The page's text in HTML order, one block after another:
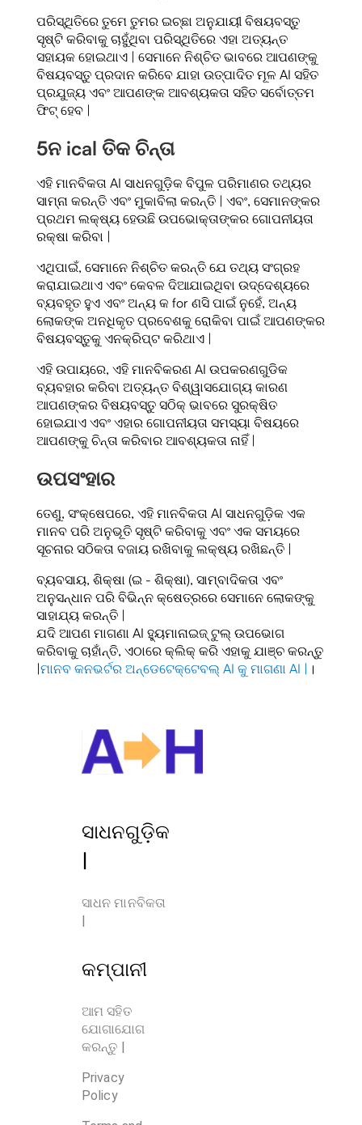
ପରିସ୍ଥିତିରେ ତୁମେ ତୁମର ଇଚ୍ଛା ଅନୁଯାୟୀ ବିଷୟବସ୍ତୁ
ସୃଷ୍ଟି କରିବାକୁ ଚାହୁଁଥିବା ପରିସ୍ଥିତିରେ ଏହା ଅତ୍ୟନ୍ତ
ସହାୟକ ହୋଇଥାଏ | ସେମାନେ ନିଶ୍ଚିତ ଭାବରେ ଆପଣଙ୍କୁ
ବିଷୟବସ୍ତୁ ପ୍ରଦାନ କରିବେ ଯାହା ଉତ୍ପାଦିତ ମୂଳ AI ସହିତ
ପ୍ରଯୁଜ୍ୟ ଏବଂ ଆପଣଙ୍କ ଆବଶ୍ୟକତା ସହିତ ସର୍ବୋତ୍ତମ
ଫିଟ୍ ହେବ |
5ନ ical ତିକ ଚିନ୍ତା
ଏହି ମାନବିକତା AI ସାଧନଗୁଡ଼ିକ ବିପୁଳ ପରିମାଣର ତଥ୍ୟର
ସାମ୍ନା କରନ୍ତି ଏବଂ ମୁକାବିଲା କରନ୍ତି | ଏବଂ, ସେମାନଙ୍କର
ପ୍ରଥମ ଲକ୍ଷ୍ୟ ହେଉଛି ଉପଭୋକ୍ତାଙ୍କର ଗୋପନୀୟତା
ରକ୍ଷା କରିବା |
ଏଥିପାଇଁ, ସେମାନେ ନିଶ୍ଚିତ କରନ୍ତି ଯେ ତଥ୍ୟ ସଂଗ୍ରହ
କରାଯାଇଥାଏ ଏବଂ କେବଳ ଦିଆଯାଇଥିବା ଉଦ୍ଦେଶ୍ୟରେ
ବ୍ୟବହୃତ ହୁଏ ଏବଂ ଅନ୍ୟ କ for ଣସି ପାଇଁ ନୁହେଁ, ଅନ୍ୟ
ଲୋକଙ୍କ ଅନଧିକୃତ ପ୍ରବେଶକୁ ରୋକିବା ପାଇଁ ଆପଣଙ୍କର
ବିଷୟବସ୍ତୁକୁ ଏନକ୍ରିପ୍ଟ କରିଥାଏ |
ଏହି ଉପାୟରେ, ଏହି ମାନବିକରଣ AI ଉପକରଣଗୁଡିକ
ବ୍ୟବହାର କରିବା ଅତ୍ୟନ୍ତ ବିଶ୍ୱାସଯୋଗ୍ୟ କାରଣ
ଆପଣଙ୍କର ବିଷୟବସ୍ତୁ ସଠିକ୍ ଭାବରେ ସୁରକ୍ଷିତ
ହୋଇଯାଏ ଏବଂ ଏହାର ଗୋପନୀୟତା ସମସ୍ୟା ବିଷୟରେ
ଆପଣଙ୍କୁ ଚିନ୍ତା କରିବାର ଆବଶ୍ୟକତା ନାହିଁ |
ଉପସଂହାର
ତେଣୁ, ସଂକ୍ଷେପରେ, ଏହି ମାନବିକତା AI ସାଧନଗୁଡ଼ିକ ଏକ
ମାନବ ପରି ଅନୁଭୂତି ସୃଷ୍ଟି କରିବାକୁ ଏବଂ ଏକ ସମୟରେ
ସୂଚନାର ସଠିକତା ବଜାୟ ରଖିବାକୁ ଲକ୍ଷ୍ୟ ରଖିଛନ୍ତି |
ବ୍ୟବସାୟ, ଶିକ୍ଷା (ଇ - ଶିକ୍ଷା), ସାମ୍ବାଦିକତା ଏବଂ
ଅନୁସନ୍ଧାନ ପରି ବିଭିନ୍ନ କ୍ଷେତ୍ରରେ ସେମାନେ ଲୋକଙ୍କୁ
ସାହାଯ୍ୟ କରନ୍ତି |
ଯଦି ଆପଣ ମାଗଣା AI ହ୍ୟୁମାନାଇଜ୍ ଟୁଲ୍ ଉପଭୋଗ
କରିବାକୁ ଚାହାଁନ୍ତି, ଏଠାରେ କ୍ଲିକ୍ କରି ଏହାକୁ ଯାଞ୍ଚ କରନ୍ତୁ
|ମାନବ କନଭର୍ଟର ଅନ୍ଡେଟେକ୍ଟେବଲ୍ AI କୁ ମାଗଣା AI | ।
ସାଧନଗୁଡ଼ିକ
|
ସାଧନ ମାନବିକତା
କମ୍ପାନୀ
ଆମ ସହିତ
ଯୋଗାଯୋଗ
କରନ୍ତୁ |
Privacy
Policy